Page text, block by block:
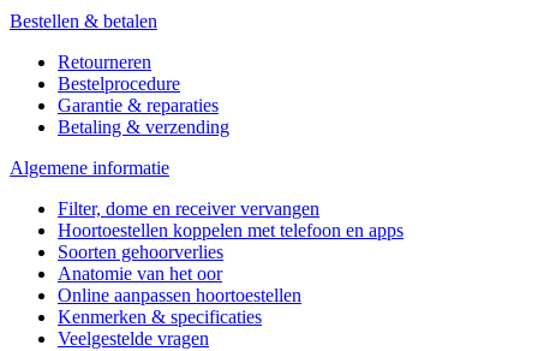
Bestellen & betalen
Retourneren
Bestelprocedure
Garantie & reparaties
Betaling & verzending
Algemene informatie
Filter, dome en receiver vervangen
Hoortoestellen koppelen met telefoon en apps
Soorten gehoorverlies
Anatomie van het oor
Online aanpassen hoortoestellen
Kenmerken & specificaties
Veelgestelde vragen